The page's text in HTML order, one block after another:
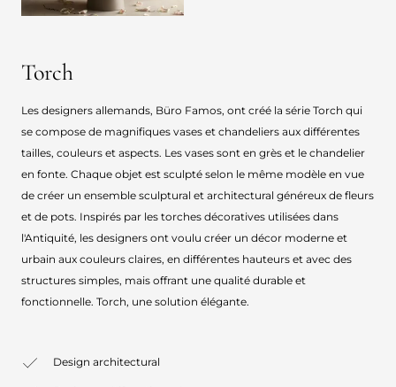
Torch
Les designers allemands, Büro Famos, ont créé la série Torch qui
se compose de magnifiques vases et chandeliers aux différentes
tailles, couleurs et aspects. Les vases sont en grès et le chandelier
en fonte. Chaque objet est sculpté selon le même modèle en vue
de créer un ensemble sculptural et architectural généreux de fleurs
et de pots. Inspirés par les torches décoratives utilisées dans
l'Antiquité, les designers ont voulu créer un décor moderne et
urbain aux couleurs claires, en différentes hauteurs et avec des
structures simples, mais offrant une qualité durable et
fonctionnelle. Torch, une solution élégante.
Design architectural